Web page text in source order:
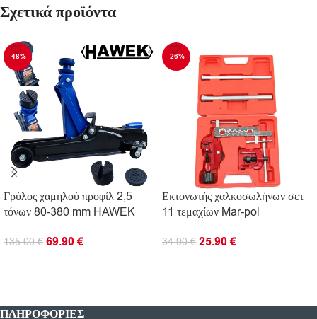
Σχετικά προϊόντα
-48%
Γρύλος χαμηλού προφίλ 2,5
τόνων 80-380 mm HAWEK
135.00€ 69.90€
-26%
Εκτονωτής χαλκοσωλήνων σετ
11 τεμαχίων Mar-pol
34.90€ 25.90€
ΠΛΗΡΟΦΟΡΊΕΣ